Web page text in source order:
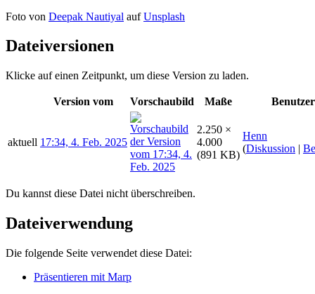
Foto von Deepak Nautiyal aufUnsplash
Dateiversionen
Klicke auf einen Zeitpunkt, um diese Version zu laden.
Version vom Vorschaubild Maße Benutzer
aktuell 17:34, 4. Feb. 2025
2.250 ×
4.000
(891 KB)
Henn
(Diskussion |
Du kannst diese Datei nicht überschreiben.
Dateiverwendung
Die folgende Seite verwendet diese Datei:
Präsentieren mit Marp